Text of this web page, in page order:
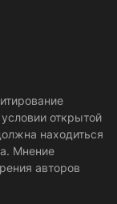
открытой
находиться
Мнение
авторов